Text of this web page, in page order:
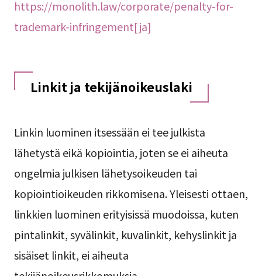
https://monolith.law/corporate/penalty-for-
trademark-infringement[ja]
Linkit ja tekijänoikeuslaki
Linkin luominen itsessään ei tee julkista
lähetystä eikä kopiointia, joten se ei aiheuta
ongelmia julkisen lähetysoikeuden tai
kopiointioikeuden rikkomisena. Yleisesti ottaen,
linkkien luominen erityisissä muodoissa, kuten
pintalinkit, syvälinkit, kuvalinkit, kehyslinkit ja
sisäiset linkit, ei aiheuta